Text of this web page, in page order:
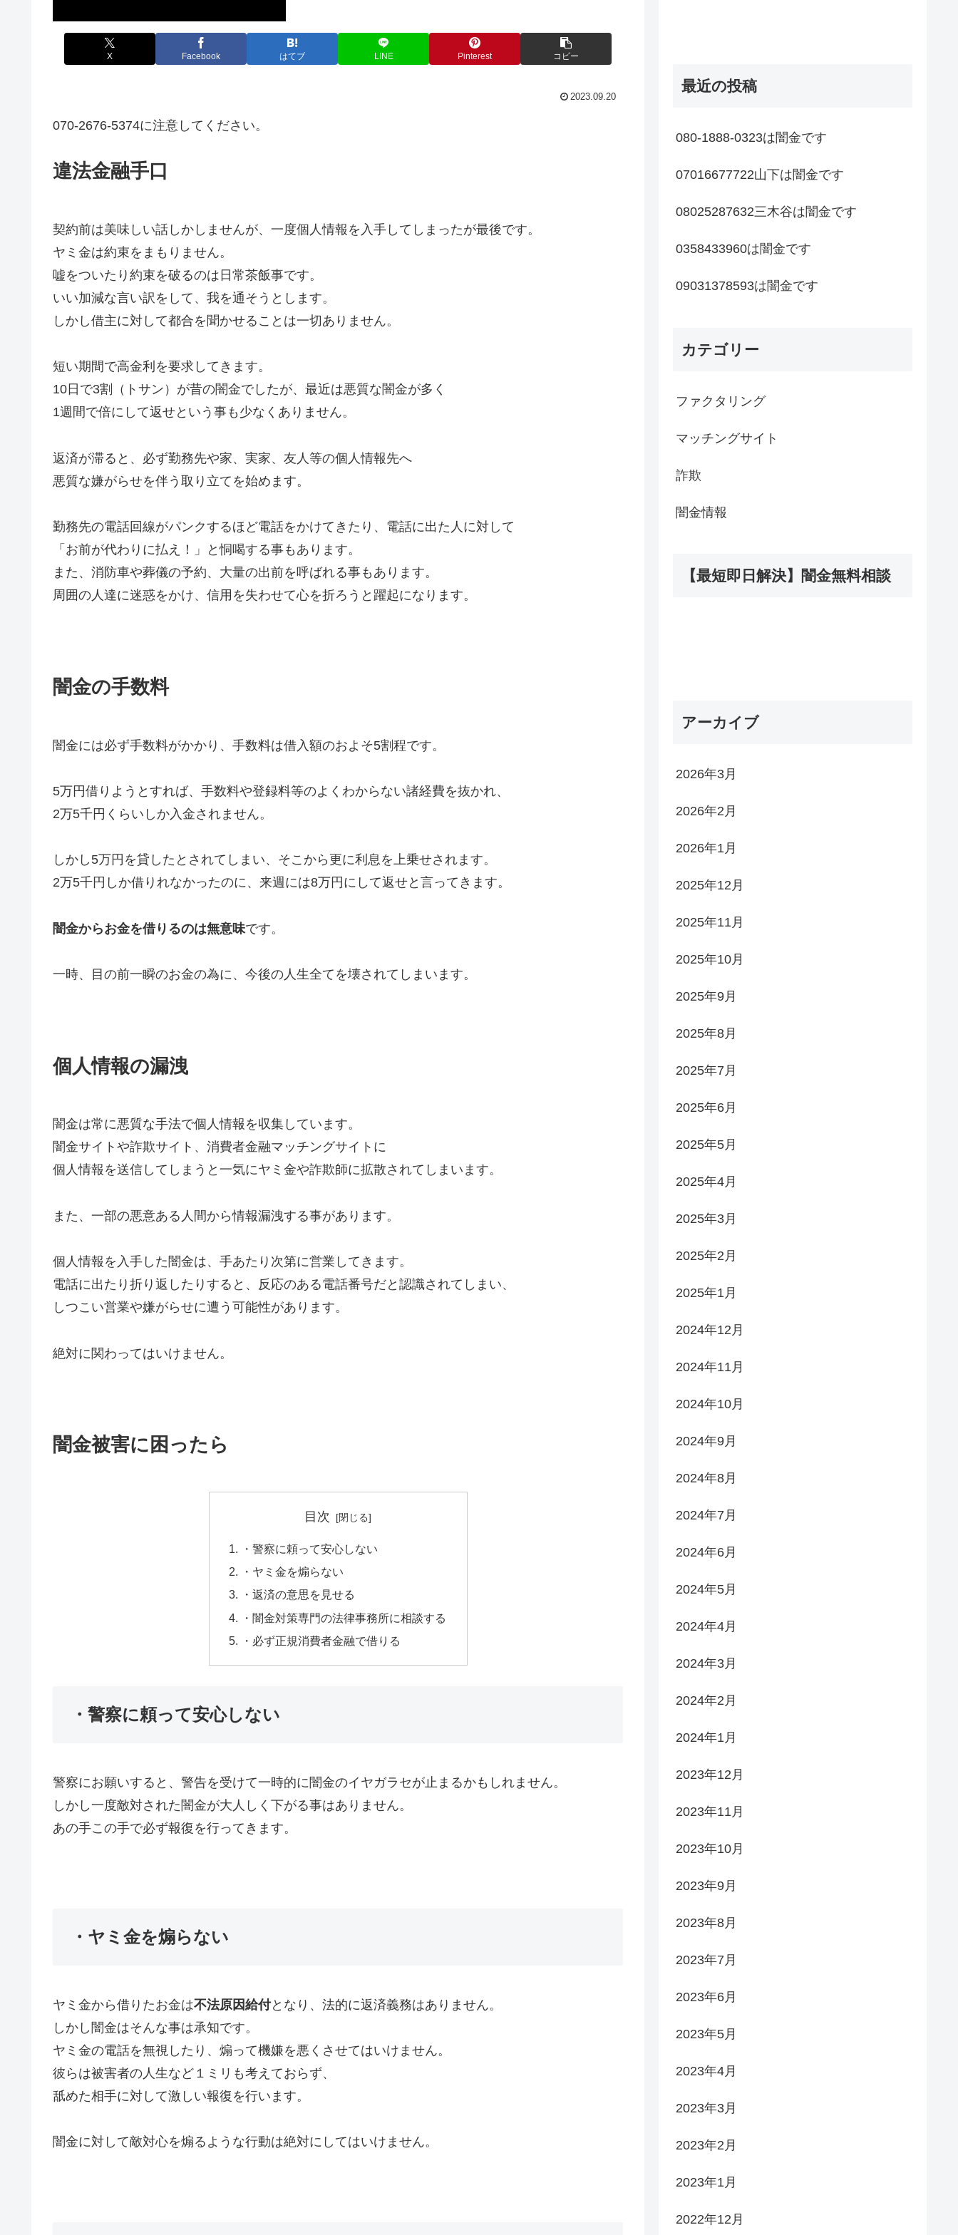
X Facebook はてブ LINE Pinterest コピー
2023.09.20
070-2676-5374に注意してください。
違法金融手口
契約前は美味しい話しかしませんが、一度個人情報を入手してしまったが最後です。
ヤミ金は約束をまもりません。
嘘をついたり約束を破るのは日常茶飯事です。
いい加減な言い訳をして、我を通そうとします。
しかし借主に対して都合を聞かせることは一切ありません。
短い期間で高金利を要求してきます。
10日で3割（トサン）が昔の闇金でしたが、最近は悪質な闇金が多く
1週間で倍にして返せという事も少なくありません。
返済が滞ると、必ず勤務先や家、実家、友人等の個人情報先へ
悪質な嫌がらせを伴う取り立てを始めます。
勤務先の電話回線がパンクするほど電話をかけてきたり、電話に出た人に対して
「お前が代わりに払え！」と恫喝する事もあります。
また、消防車や葬儀の予約、大量の出前を呼ばれる事もあります。
周囲の人達に迷惑をかけ、信用を失わせて心を折ろうと躍起になります。
闇金の手数料
闇金には必ず手数料がかかり、手数料は借入額のおよそ5割程です。
5万円借りようとすれば、手数料や登録料等のよくわからない諸経費を抜かれ、
2万5千円くらいしか入金されません。
しかし5万円を貸したとされてしまい、そこから更に利息を上乗せされます。
2万5千円しか借りれなかったのに、来週には8万円にして返せと言ってきます。
闇金からお金を借りるのは無意味です。
一時、目の前一瞬のお金の為に、今後の人生全てを壊されてしまいます。
個人情報の漏洩
闇金は常に悪質な手法で個人情報を収集しています。
闇金サイトや詐欺サイト、消費者金融マッチングサイトに
個人情報を送信してしまうと一気にヤミ金や詐欺師に拡散されてしまいます。
また、一部の悪意ある人間から情報漏洩する事があります。
個人情報を入手した闇金は、手あたり次第に営業してきます。
電話に出たり折り返したりすると、反応のある電話番号だと認識されてしまい、
しつこい営業や嫌がらせに遭う可能性があります。
絶対に関わってはいけません。
闇金被害に困ったら
目次
・警察に頼って安心しない
・ヤミ金を煽らない
・返済の意思を見せる
・闇金対策専門の法律事務所に相談する
・必ず正規消費者金融で借りる
・警察に頼って安心しない
警察にお願いすると、警告を受けて一時的に闇金のイヤガラセが止まるかもしれません。
しかし一度敵対された闇金が大人しく下がる事はありません。
あの手この手で必ず報復を行ってきます。
・ヤミ金を煽らない
ヤミ金から借りたお金は不法原因給付となり、法的に返済義務はありません。
しかし闇金はそんな事は承知です。
ヤミ金の電話を無視したり、煽って機嫌を悪くさせてはいけません。
彼らは被害者の人生など１ミリも考えておらず、
舐めた相手に対して激しい報復を行います。
闇金に対して敵対心を煽るような行動は絶対にしてはいけません。
最近の投稿
080-1888-0323は闇金です
07016677722山下は闇金です
08025287632三木谷は闇金です
0358433960は闇金です
09031378593は闇金です
カテゴリー
ファクタリング
マッチングサイト
詐欺
闇金情報
【最短即日解決】闇金無料相談
アーカイブ
2026年3月
2026年2月
2026年1月
2025年12月
2025年11月
2025年10月
2025年9月
2025年8月
2025年7月
2025年6月
2025年5月
2025年4月
2025年3月
2025年2月
2025年1月
2024年12月
2024年11月
2024年10月
2024年9月
2024年8月
2024年7月
2024年6月
2024年5月
2024年4月
2024年3月
2024年2月
2024年1月
2023年12月
2023年11月
2023年10月
2023年9月
2023年8月
2023年7月
2023年6月
2023年5月
2023年4月
2023年3月
2023年2月
2023年1月
2022年12月